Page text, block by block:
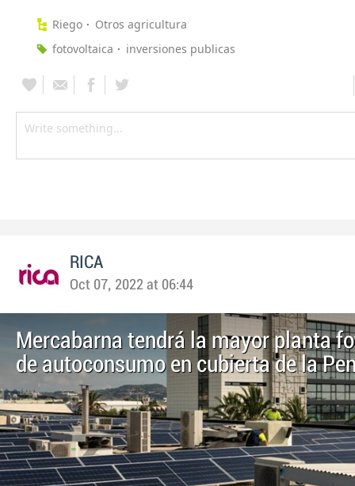
Riego
Otros agricultura
fotovoltaica
inversiones publicas
RICA
Oct 07, 2022 at 06:44
Mercabarna tendrá la mayor planta
de autoconsumo en cubierta de la